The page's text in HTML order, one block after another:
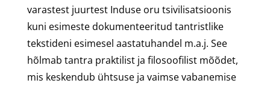
varastest juurtest Induse oru tsivilisatsioonis
kuni esimeste dokumenteeritud tantristlike
tekstideni esimesel aastatuhandel m.a.j. See
hõlmab tantra praktilist ja filosoofilist mõõdet,
mis keskendub ühtsuse ja vaimse vabanemise